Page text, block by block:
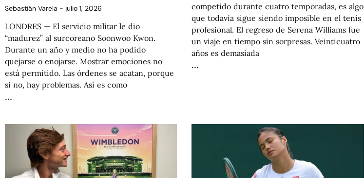
Sebastián Varela julio 1, 2026
LONDRES — El servicio militar le dio
“madurez” al surcoreano Soonwoo Kwon.
Durante un año y medio no ha podido
quejarse o enojarse. Mostrar emociones no
está permitido. Las órdenes se acatan, porque
si no, hay problemas. Así es como
competido durante cuatro temporadas, es algo
que todavía sigue siendo imposible en el tenis
profesional. El regreso de Serena Williams fue
un viaje en tiempo sin sorpresas. Veinticuatro
años es demasiada